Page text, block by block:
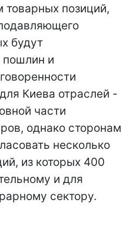
товарных позиций,
будут
пошлин и
Киева отраслей -
части
однако сторонам
несколько
из которых 400
и для
сектору.